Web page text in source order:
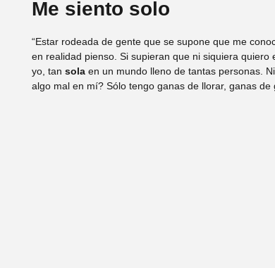
de enlace Psic. Esther Solis Psic. Valeria
Psic.
Me siento solo
“Estar rodeada de gente que se supone que me
en realidad pienso. Si supieran que ni siquiera
yo, tan sola en un mundo lleno de tantas personas.
algo mal en mí? Sólo tengo ganas de llorar, ganas